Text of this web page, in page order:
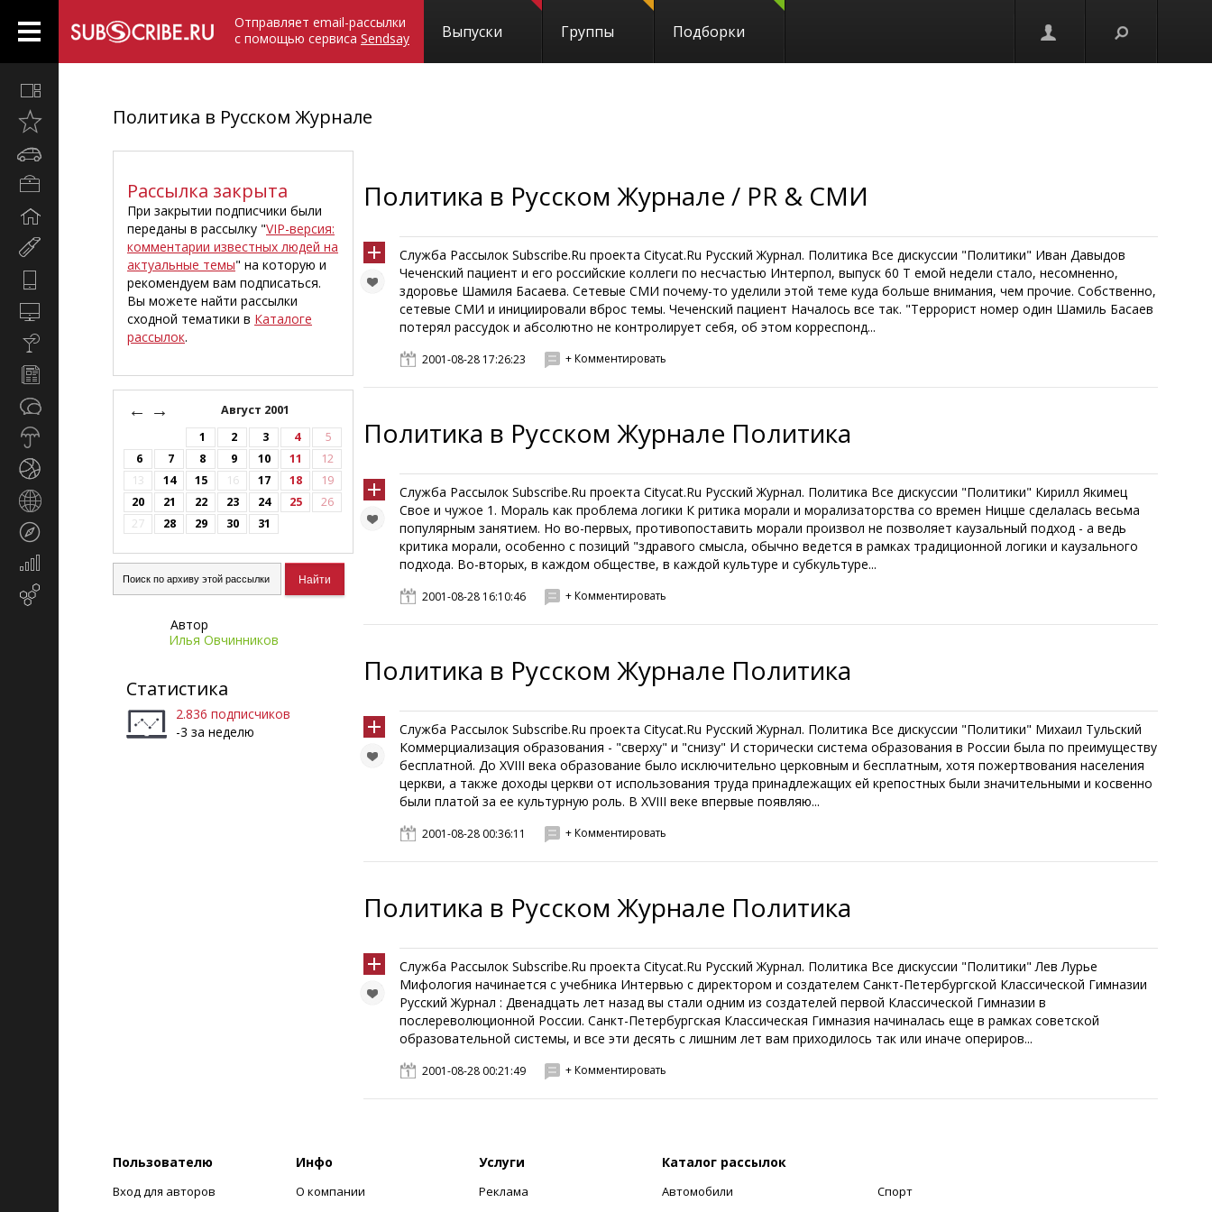
Отправляет email-рассылки
с помощью сервиса Sendsay Выпуски Группы Подборки
Открыто
Автомобили
Компьютеры
Новости
Экономика
финансы
Политика в Русском Журнале
Рассылка закрыта
При закрытии подписчики были
переданы в рассылку "VIP-версия:
комментарии известных людей на
актуальные темы" на которую и
рекомендуем вам подписаться.
Вы можете найти рассылки
сходной тематики в Каталоге
рассылок.
← Август 2001
→
1 2 3 4
5
6
7 8 9 10 11
12
13
14 15 16 17 18
19
20
21 22 23 24 25
26
27
28 29 30 31
Автор
Илья Овчинников
Статистика
2.836 подписчиков
-3 за неделю
Политика в Русском Журнале / PR & СМИ
Служба Рассылок Subscribe.Ru проекта Citycat.Ru Русский Журнал. Политика Все дискуссии "Политики" Иван Давыдов
Чеченский пациент и его российские коллеги по несчастью Интерпол, выпуск 60 Т емой недели стало, несомненно,
здоровье Шамиля Басаева. Сетевые СМИ почему-то уделили этой теме куда больше внимания, чем прочие. Собственно,
сетевые СМИ и инициировали вброс темы. Чеченский пациент Началось все так. "Террорист номер один Шамиль Басаев
потерял рассудок и абсолютно не контролирует себя, об этом корреспонд...
2001-08-28 17:26:23 + Комментировать
Политика в Русском Журнале Политика
Служба Рассылок Subscribe.Ru проекта Citycat.Ru Русский Журнал. Политика Все дискуссии "Политики" Кирилл Якимец
Свое и чужое 1. Мораль как проблема логики К ритика морали и морализаторства со времен Ницше сделалась весьма
популярным занятием. Но во-первых, противопоставить морали произвол не позволяет каузальный подход - а ведь
критика морали, особенно с позиций "здравого смысла, обычно ведется в рамках традиционной логики и каузального
подхода. Во-вторых, в каждом обществе, в каждой культуре и субкультуре...
2001-08-28 16:10:46 + Комментировать
Политика в Русском Журнале Политика
Служба Рассылок Subscribe.Ru проекта Citycat.Ru Русский Журнал. Политика Все дискуссии "Политики" Михаил Тульский
Коммерциализация образования - "сверху" и "снизу" И сторически система образования в России была по преимуществу
бесплатной. До XVIII века образование было исключительно церковным и бесплатным, хотя пожертвования населения
церкви, а также доходы церкви от использования труда принадлежащих ей крепостных были значительными и косвенно
были платой за ее культурную роль. В XVIII веке впервые появляю...
2001-08-28 00:36:11 + Комментировать
Политика в Русском Журнале Политика
Служба Рассылок Subscribe.Ru проекта Citycat.Ru Русский Журнал. Политика Все дискуссии "Политики" Лев Лурье
Мифология начинается с учебника Интервью с директором и создателем Санкт-Петербургской Классической Гимназии
Русский Журнал : Двенадцать лет назад вы стали одним из создателей первой Классической Гимназии в
послереволюционной России. Санкт-Петербургская Классическая Гимназия начиналась еще в рамках советской
образовательной системы, и все эти десять с лишним лет вам приходилось так или иначе опериров...
2001-08-28 00:21:49 + Комментировать
Пользователю
Вход для авторов
Инфо
О компании
Услуги
Реклама
Каталог рассылок
Автомобили Спорт